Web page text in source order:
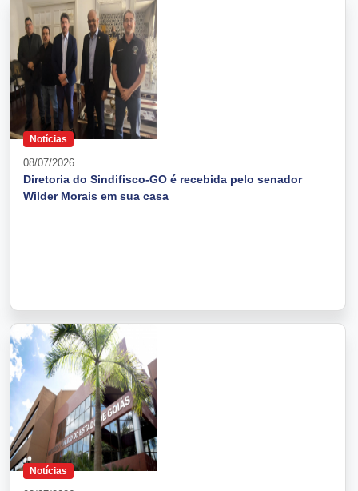
Notícias
08/07/2026
Diretoria do Sindifisco-GO é recebida pelo senador
Wilder Morais em sua casa
Notícias